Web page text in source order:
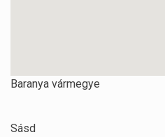
Baranya vármegye
Sásd